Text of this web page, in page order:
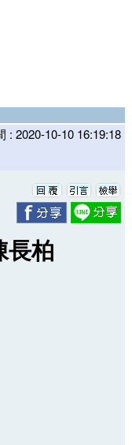
: 2020-10-10 16:19:18
柏